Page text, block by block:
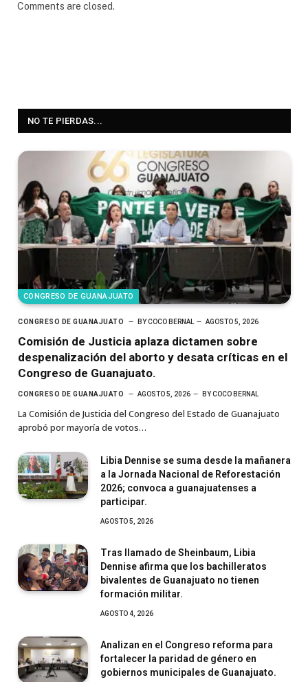
Comments are closed.
NO TE PIERDAS...
CONGRESO DE GUANAJUATO
CONGRESO DE GUANAJUATO BYCOCO BERNAL AGOSTO 5, 2026
Comisión de Justicia aplaza dictamen sobre
despenalización del aborto y desata críticas en el
Congreso de Guanajuato.
CONGRESO DE GUANAJUATO AGOSTO 5, 2026 BYCOCO BERNAL
La Comisión de Justicia del Congreso del Estado de Guanajuato
aprobó por mayoría de votos…
Libia Dennise se suma desde la mañanera
a la Jornada Nacional de Reforestación
2026; convoca a guanajuatenses a
participar.
AGOSTO 5, 2026
Tras llamado de Sheinbaum, Libia
Dennise afirma que los bachilleratos
bivalentes de Guanajuato no tienen
formación militar.
AGOSTO 4, 2026
Analizan en el Congreso reforma para
fortalecer la paridad de género en
gobiernos municipales de Guanajuato.